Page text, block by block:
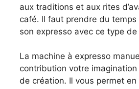
aux traditions et aux rites
café. Il faut prendre du temps
son expresso avec ce type de
La machine à expresso
contribution votre
de création. Il vous permet